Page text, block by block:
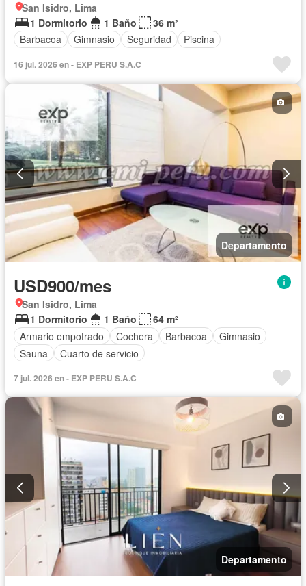
San Isidro, Lima
1 Dormitorio
1 Baño
36 m²
Barbacoa
Gimnasio Seguridad Piscina
16 jul. 2026 en - EXP PERU S.A.C
Departamento
USD900/mes
San Isidro, Lima
1 Dormitorio
1 Baño
64 m²
Armario empotrado
Cochera Barbacoa
Gimnasio
Sauna
Cuarto de servicio
7 jul. 2026 en - EXP PERU S.A.C
Departamento